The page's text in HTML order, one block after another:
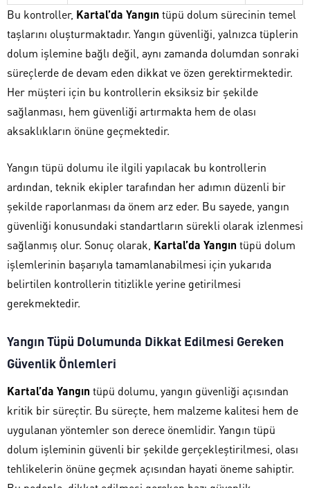
Bu kontroller, Kartal’da Yangın tüpü dolum sürecinin temel
taşlarını oluşturmaktadır. Yangın güvenliği, yalnızca tüplerin
dolum işlemine bağlı değil, aynı zamanda dolumdan sonraki
süreçlerde de devam eden dikkat ve özen gerektirmektedir.
Her müşteri için bu kontrollerin eksiksiz bir şekilde
sağlanması, hem güvenliği artırmakta hem de olası
aksaklıkların önüne geçmektedir.
Yangın tüpü dolumu ile ilgili yapılacak bu kontrollerin
ardından, teknik ekipler tarafından her adımın düzenli bir
şekilde raporlanması da önem arz eder. Bu sayede, yangın
güvenliği konusundaki standartların sürekli olarak izlenmesi
sağlanmış olur. Sonuç olarak, Kartal’da Yangın tüpü dolum
işlemlerinin başarıyla tamamlanabilmesi için yukarıda
belirtilen kontrollerin titizlikle yerine getirilmesi
gerekmektedir.
Yangın Tüpü Dolumunda Dikkat Edilmesi Gereken
Güvenlik Önlemleri
Kartal’da Yangın tüpü dolumu, yangın güvenliği açısından
kritik bir süreçtir. Bu süreçte, hem malzeme kalitesi hem de
uygulanan yöntemler son derece önemlidir. Yangın tüpü
dolum işleminin güvenli bir şekilde gerçekleştirilmesi, olası
tehlikelerin önüne geçmek açısından hayati öneme sahiptir.